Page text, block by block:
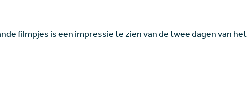
filmpjes is een impressie te zien van de twee dagen van het